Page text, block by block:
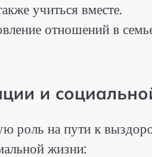
учиться вместе.
отношений в
и
роль на пути к
жизни: